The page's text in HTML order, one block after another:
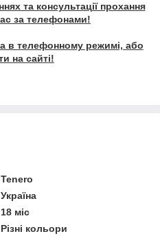
та консультації прохання
за телефонами!
в телефонному режимі, або
на сайті!
Tenero
Україна
18 міс
Різні кольори